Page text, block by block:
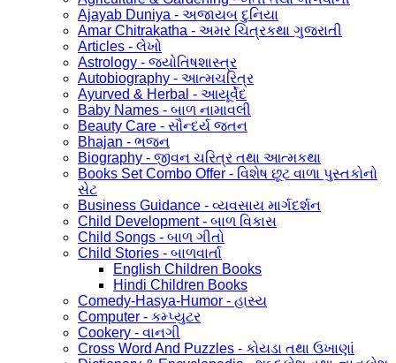
Ajayab Duniya - અજાયબ દુનિયા
Amar Chitrakatha - અમર ચિત્રકથા ગુજરાતી
Articles - લેખો
Astrology - જ્યોતિષશાસ્ત્ર
Autobiography - આત્મચરિત્ર
Ayurved & Herbal - આયૂર્વેદ
Baby Names - બાળ નામાવલી
Beauty Care - સૌન્દર્ય જતન
Bhajan - ભજન
Biography - જીવન ચરિત્ર તથા આત્મકથા
Books Set Combo Offer - વિશેષ છૂટ વાળા પુસ્તકોનો
સેટ
Business Guidance - વ્યવસાય માર્ગદર્શન
Child Development - બાળ વિકાસ
Child Songs - બાળ ગીતો
Child Stories - બાળવાર્તા
English Children Books
Hindi Children Books
Comedy-Hasya-Humor - હાસ્ય
Computer - કમ્પ્યુટર
Cookery - વાનગી
Cross Word And Puzzles - કોયડા તથા ઉખાણાં